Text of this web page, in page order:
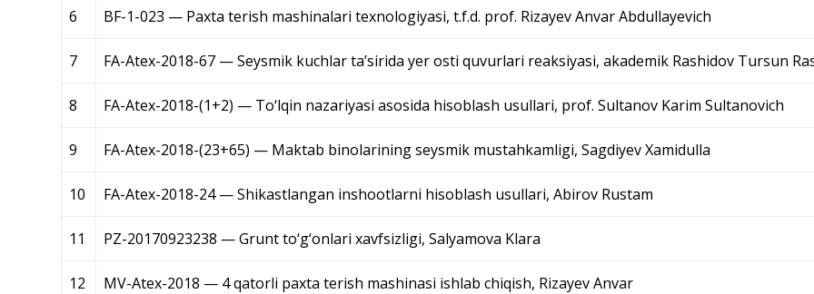
6 BF-1-023 — Paxta terish mashinalari texnologiyasi, t.f.d. prof. Rizayev Anvar Abdullayevich
7 FA-Atex-2018-67 — Seysmik kuchlar ta’sirida yer osti quvurlari reaksiyasi, akademik Rashidov Tursun
8 FA-Atex-2018-(1+2) — To‘lqin nazariyasi asosida hisoblash usullari, prof. Sultanov Karim Sultanovich
9 FA-Atex-2018-(23+65) — Maktab binolarining seysmik mustahkamligi, Sagdiyev Xamidulla
10 FA-Atex-2018-24 — Shikastlangan inshootlarni hisoblash usullari, Abirov Rustam
11 PZ-20170923238 — Grunt to‘g‘onlari xavfsizligi, Salyamova Klara
12 MV-Atex-2018 — 4 qatorli paxta terish mashinasi ishlab chiqish, Rizayev Anvar